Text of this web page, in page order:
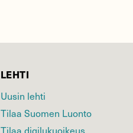
LEHTI
Uusin lehti
Tilaa Suomen Luonto
Tilaa digilukuoikeus